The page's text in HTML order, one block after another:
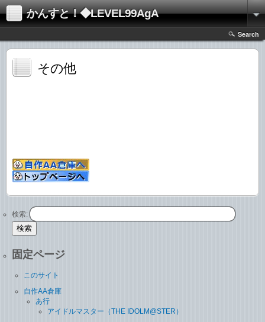
かんすと！◆LEVEL99AgA
Search
その他
検索:
固定ページ
このサイト
自作AA倉庫
あ行
アイドルマスター（THE IDOLM@STER）